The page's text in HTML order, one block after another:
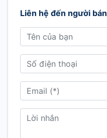
Liên hệ đến người bán